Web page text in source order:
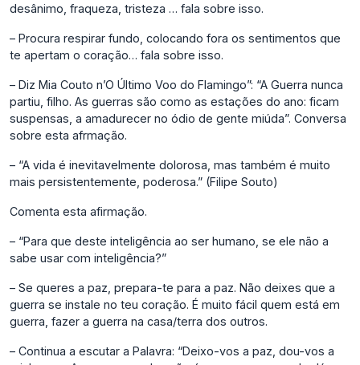
desânimo, fraqueza, tristeza … fala sobre isso.
– Procura respirar fundo, colocando fora os sentimentos que
te apertam o coração… fala sobre isso.
– Diz Mia Couto n’O Último Voo do Flamingo”: “A Guerra nunca
partiu, filho. As guerras são como as estações do ano: ficam
suspensas, a amadurecer no ódio de gente miúda”. Conversa
sobre esta afrmação.
– “A vida é inevitavelmente dolorosa, mas também é muito
mais persistentemente, poderosa.” (Filipe Souto)
Comenta esta afirmação.
– “Para que deste inteligência ao ser humano, se ele não a
sabe usar com inteligência?”
– Se queres a paz, prepara-te para a paz. Não deixes que a
guerra se instale no teu coração. É muito fácil quem está em
guerra, fazer a guerra na casa/terra dos outros.
– Continua a escutar a Palavra: “Deixo-vos a paz, dou-vos a